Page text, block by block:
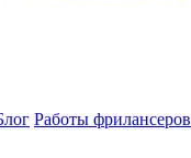
Работы фрилансеров